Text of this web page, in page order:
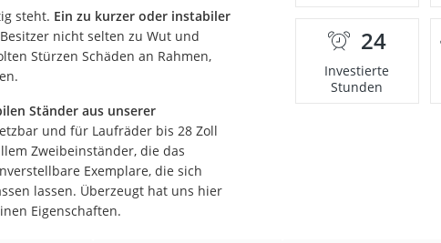
Herren
Rollen
steht. Ein zu kurzer oder instabiler
nicht selten zu Wut und
Stürzen Schäden an Rahmen,
Ständer aus unserer
und für Laufräder bis 28 Zoll
Zweibeinständer, die das
Exemplare, die sich
lassen. Überzeugt hat uns hier
Eigenschaften.
24
Investierte
Stunden